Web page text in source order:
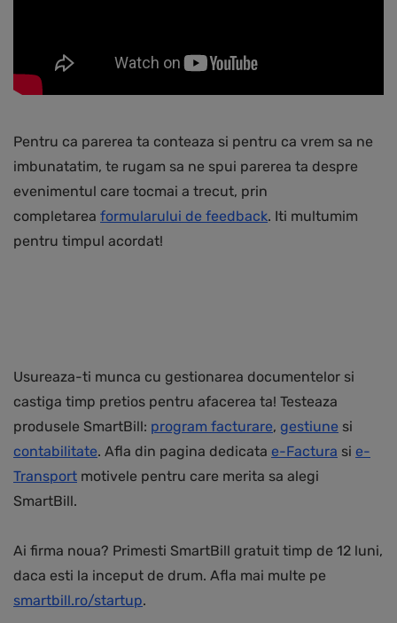
Pentru ca parerea ta conteaza si pentru ca vrem sa ne
imbunatatim, te rugam sa ne spui parerea ta despre
evenimentul care tocmai a trecut, prin
completarea formularului de feedback. Iti multumim
pentru timpul acordat!
Usureaza-ti munca cu gestionarea documentelor si
castiga timp pretios pentru afacerea ta! Testeaza
produsele SmartBill: program facturare, gestiune si
contabilitate. Afla din pagina dedicata e-Factura si e-
Transport motivele pentru care merita sa alegi
SmartBill.
Ai firma noua? Primesti SmartBill gratuit timp de 12 luni,
daca esti la inceput de drum. Afla mai multe pe
smartbill.ro/startup.